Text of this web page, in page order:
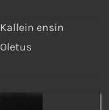
Kallein ensin
Oletus